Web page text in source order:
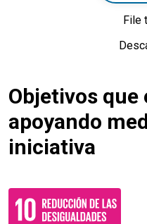
File
Objetivos que
apoyando
iniciativa